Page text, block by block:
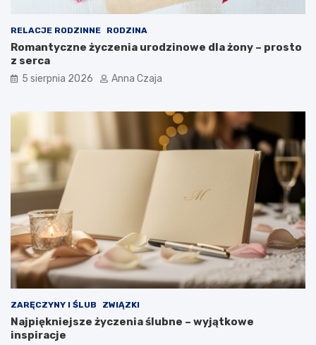
RELACJE RODZINNE RODZINA
Romantyczne życzenia urodzinowe dla żony – prosto
z serca
5 sierpnia 2026 Anna Czaja
ZARĘCZYNY I ŚLUB ZWIĄZKI
Najpiękniejsze życzenia ślubne – wyjątkowe
inspiracje